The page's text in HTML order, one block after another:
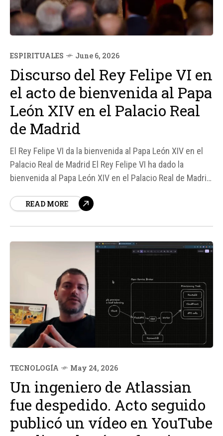
ESPIRITUALES June 6, 2026
Discurso del Rey Felipe VI en
el acto de bienvenida al Papa
León XIV en el Palacio Real
de Madrid
El Rey Felipe VI da la bienvenida al Papa León XIV en el
Palacio Real de Madrid El Rey Felipe VI ha dado la
bienvenida al Papa León XIV en el Palacio Real de Madrid,
la labor social de la Iglesia Católica...
READ MORE
TECNOLOGÍA May 24, 2026
Un ingeniero de Atlassian
fue despedido. Acto seguido
publicó un vídeo en YouTube